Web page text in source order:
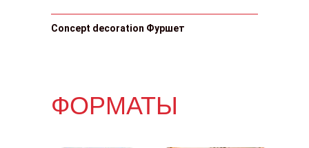
Concept decoration Фуршет
ФОРМАТЫ